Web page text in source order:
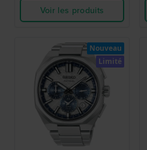
Voir les produits
Nouveau
Limité